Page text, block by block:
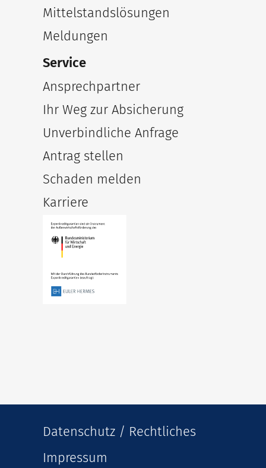
Mittelstandslösungen
Meldungen
Service
Ansprechpartner
Ihr Weg zur Absicherung
Unverbindliche Anfrage
Antrag stellen
Schaden melden
Karriere
Datenschutz / Rechtliches
Impressum